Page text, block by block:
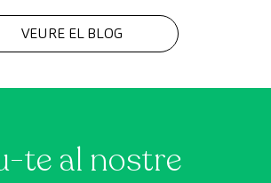
VEURE EL BLOG
te al nostre